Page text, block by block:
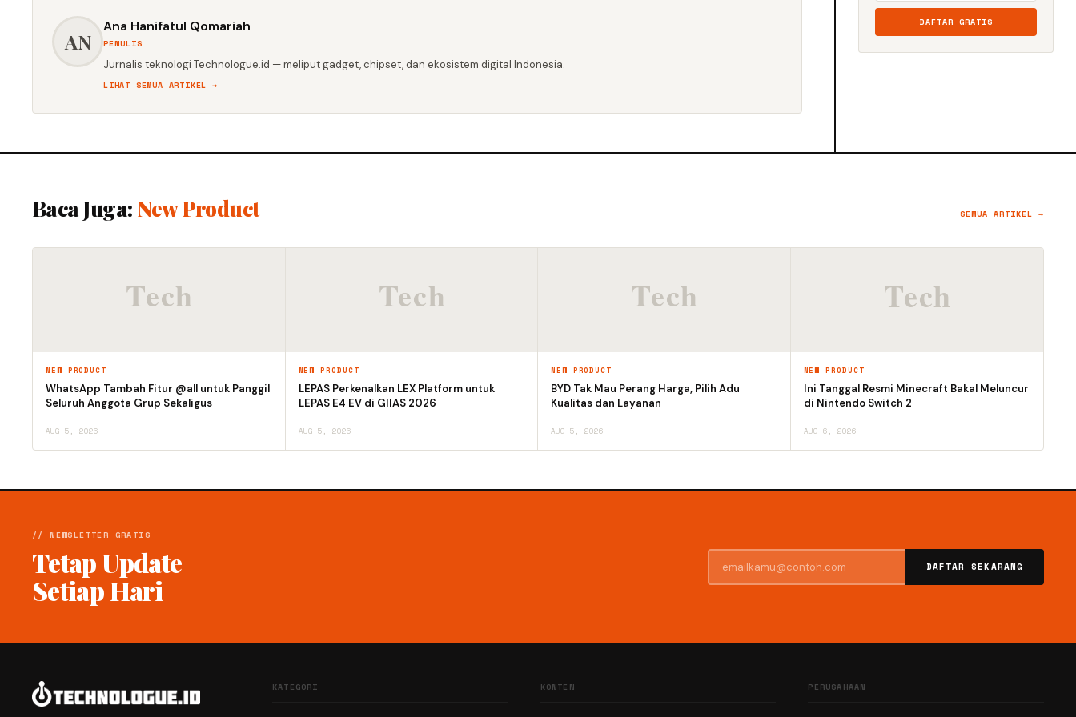
AN
Ana Hanifatul Qomariah
PENULIS
Jurnalis teknologi Technologue.id — meliput gadget, chipset, dan ekosistem digital Indonesia.
LIHAT SEMUA ARTIKEL →
DAFTAR GRATIS
Baca Juga: New Product SEMUA ARTIKEL →
NEW PRODUCT
WhatsApp Tambah Fitur @all untuk Panggil
Seluruh Anggota Grup Sekaligus
AUG 5, 2026
NEW PRODUCT
LEPAS Perkenalkan LEX Platform untuk
LEPAS E4 EV di GIIAS 2026
AUG 5, 2026
NEW PRODUCT
BYD Tak Mau Perang Harga, Pilih Adu
Kualitas dan Layanan
AUG 5, 2026
NEW PRODUCT
Ini Tanggal Resmi Minecraft Bakal Meluncur
di Nintendo Switch 2
AUG 6, 2026
// NEWSLETTER GRATIS
Tetap Update
Setiap Hari
DAFTAR SEKARANG
KATEGORI KONTEN PERUSAHAAN